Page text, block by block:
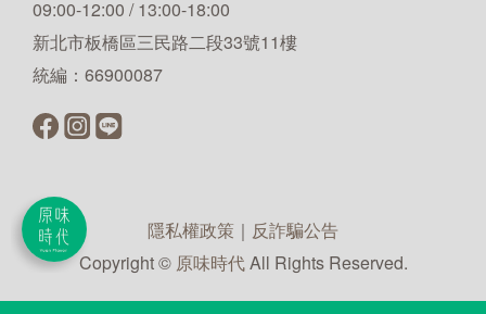
09:00-12:00 / 13:00-18:00
新北市板橋區三民路二段33號11樓
統編：66900087
隱私權政策 ｜ 反詐騙公告
Copyright © 原味時代All Rights Reserved.